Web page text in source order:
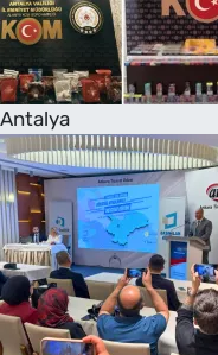
Antalya